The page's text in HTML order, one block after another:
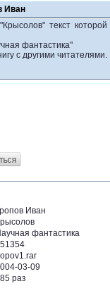
Иван
текст
фантастика"
с другими читателями.
Иван
фантастика
03-09
раз